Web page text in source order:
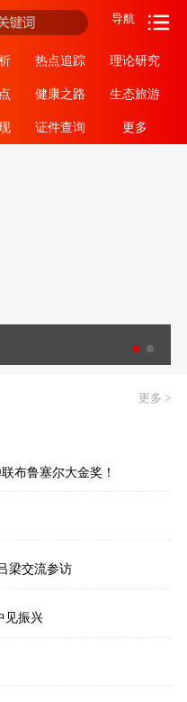
导航
热点追踪 理论研究
健康之路 生态旅游
证件查询 更多
更多 >
布鲁塞尔大金奖！
梁交流参访
见振兴